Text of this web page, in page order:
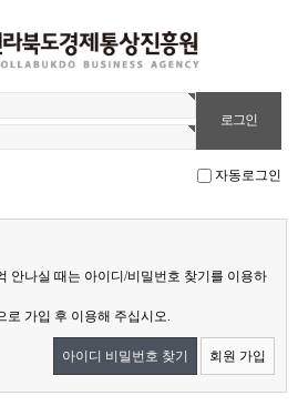
자동로그인
안나실 때는 아이디/비밀번호 찾기를 이용하
로 가입 후 이용해 주십시오.
아이디 비밀번호 찾기 회원 가입